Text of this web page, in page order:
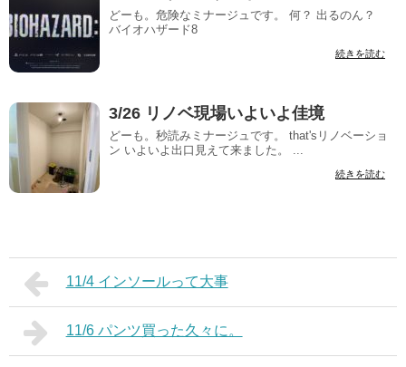
どーも。危険なミナージュです。 何？ 出るのん？
バイオハザード8
続きを読む
3/26 リノベ現場いよいよ佳境
どーも。秒読みミナージュです。 that'sリノベーショ
ン いよいよ出口見えて来ました。 ...
続きを読む
11/4 インソールって大事
11/6 パンツ買った久々に。